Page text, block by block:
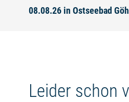
08.08.26 in Ostseebad
Leider schon